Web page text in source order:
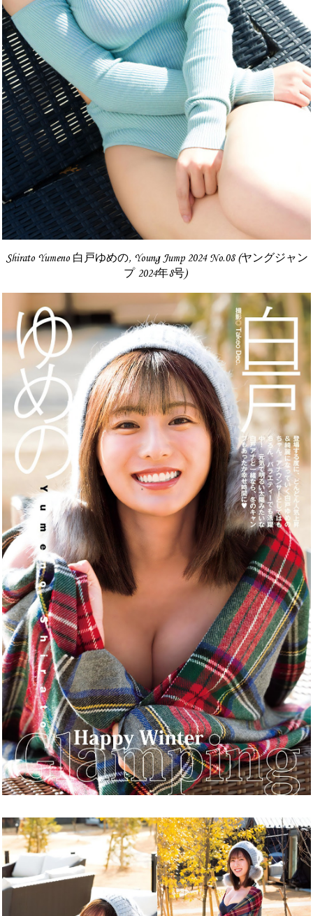
Shirato Yumeno 白戸ゆめの, Young Jump 2024 No.08 (ヤングジャン
プ 2024年8号)